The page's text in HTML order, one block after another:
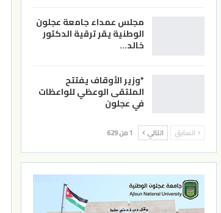
مجلس عمداء جامعة عجلون
الوطنية يقر ترقية الدكتور
خالد…
*وزير الأوقاف يفتتح
الملتقى الوعظي للواعظات
في عجلون
السابق التالي 1 من 629